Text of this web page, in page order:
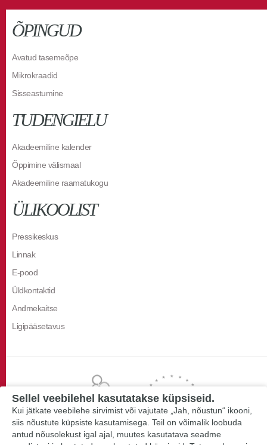
ÕPINGUD
Avatud tasemeõpe
Mikrokraadid
Sisseastumine
TUDENGIELU
Akadeemiline kalender
Õppimine välismaal
Akadeemiline raamatukogu
ÜLIKOOLIST
Pressikeskus
Linnak
E-pood
Üldkontaktid
Andmekaitse
Ligipääsetavus
Sellel veebilehel kasutatakse küpsiseid.
Kui jätkate veebilehe sirvimist või vajutate „Jah, nõustun“ ikooni,
siis nõustute küpsiste kasutamisega. Teil on võimalik loobuda
antud nõusolekust igal ajal, muutes kasutatava seadme